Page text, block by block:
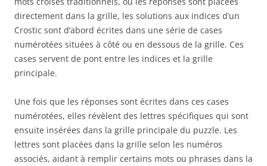
directement dans la grille, les solutions aux indices d’un
Crostic sont d’abord écrites dans une série de cases
numérotées situées à côté ou en dessous de la grille. Ces
cases servent de pont entre les indices et la grille
principale.
Une fois que les réponses sont écrites dans ces cases
numérotées, elles révèlent des lettres spécifiques qui sont
ensuite insérées dans la grille principale du puzzle. Les
lettres sont placées dans la grille selon les numéros
associés, aidant à remplir certains mots ou phrases dans la